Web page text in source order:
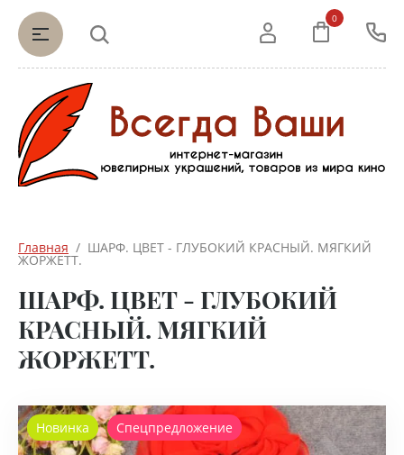
0
Главная
  /  ШАРФ. ЦВЕТ - ГЛУБОКИЙ КРАСНЫЙ. МЯГКИЙ
ЖОРЖЕТТ.
ШАРФ. ЦВЕТ - ГЛУБОКИЙ
КРАСНЫЙ. МЯГКИЙ
ЖОРЖЕТТ.
Новинка Спецпредложение